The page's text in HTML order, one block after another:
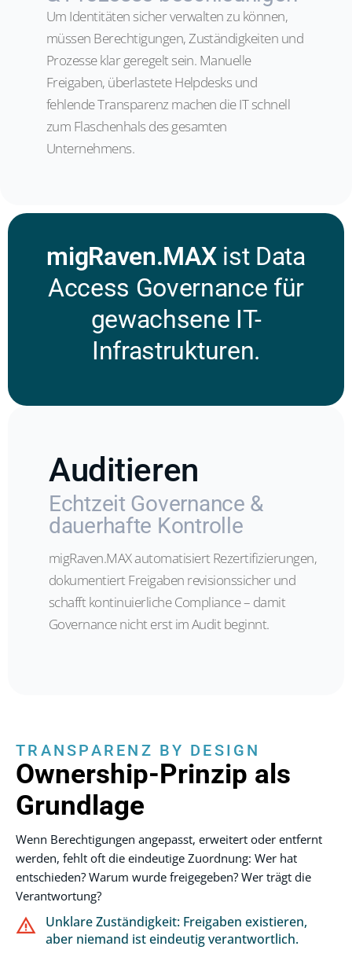
Um Identitäten sicher verwalten zu können,
müssen Berechtigungen, Zuständigkeiten und
Prozesse klar geregelt sein. Manuelle
Freigaben, überlastete Helpdesks und
fehlende Transparenz machen die IT schnell
zum Flaschenhals des gesamten
Unternehmens.
migRaven.MAXist Data
Access Governance für
gewachsene IT-
Infrastrukturen.
Auditieren
Echtzeit Governance &
dauerhafte Kontrolle
migRaven.MAX automatisiert Rezertifizierungen,
dokumentiert Freigaben revisionssicher und
schafft kontinuierliche Compliance – damit
Governance nicht erst im Audit beginnt.
TRANSPARENZ BY DESIGN
Ownership-Prinzip als
Grundlage
Wenn Berechtigungen angepasst, erweitert oder entfernt
werden, fehlt oft die eindeutige Zuordnung: Wer hat
entschieden? Warum wurde freigegeben? Wer trägt die
Verantwortung?
Unklare Zuständigkeit: Freigaben existieren,
aber niemand ist eindeutig verantwortlich.